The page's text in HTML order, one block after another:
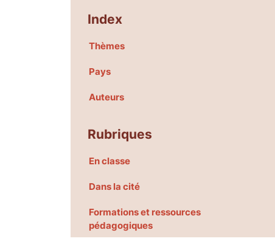
Index
Thèmes
Pays
Auteurs
Rubriques
En classe
Dans la cité
Formations et ressources
pédagogiques